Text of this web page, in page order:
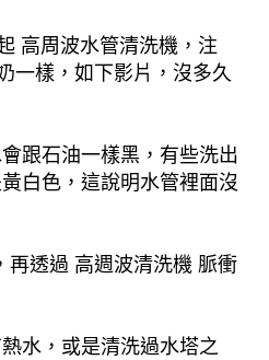
高周波水管清洗機，注
一樣，如下影片，沒多久
跟石油一樣黑，有些洗出
白色，這說明水管裡面沒
再透過 高週波清洗機 脈衝
水，或是清洗過水塔之